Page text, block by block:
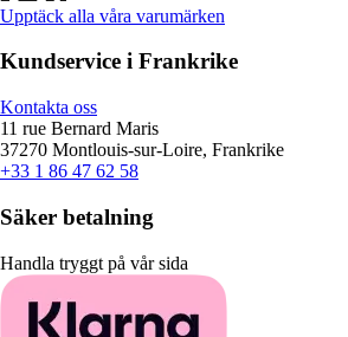
Upptäck alla våra varumärken
Kundservice i Frankrike
Kontakta oss
11 rue Bernard Maris
37270 Montlouis-sur-Loire, Frankrike
+33 1 86 47 62 58
Säker betalning
Handla tryggt på vår sida